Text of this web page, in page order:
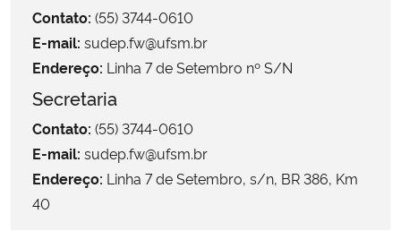
Ministério do Desenvolvimento Regional
Ministério da Mulher, da Família e dos Direitos Humanos
Secretaria-Geral
Secretaria de Governo
Contato: (55) 3744-0610
E-mail: sudep.fw@ufsm.br
Endereço: Linha 7 de Setembro nº S/N
Secretaria
Contato: (55) 3744-0610
E-mail: sudep.fw@ufsm.br
Endereço: Linha 7 de Setembro, s/n, BR 386, Km
40